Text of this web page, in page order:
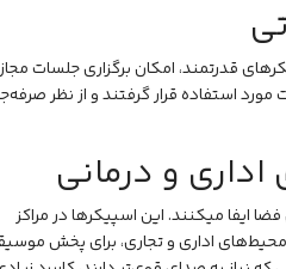
قدرتمند، امکان برگزاری جلسات
مورد استفاده قرار گرفتند و از نظر
و درمانی
میکنند. این اسپیکرها در مراکز
اداری و تجاری، برای پخش